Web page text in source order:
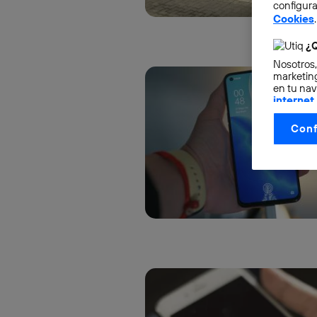
Cookies.
en tu
internet
otorgas
La
control.
Este
conecte
hayan
Si